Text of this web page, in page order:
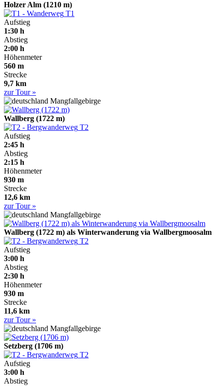
Holzer Alm (1210 m)
T1
Aufstieg
1:30 h
Abstieg
2:00 h
Höhenmeter
560 m
Strecke
9,7 km
zur Tour »
Mangfallgebirge
Wallberg (1722 m)
T2
Aufstieg
2:45 h
Abstieg
2:15 h
Höhenmeter
930 m
Strecke
12,6 km
zur Tour »
Mangfallgebirge
Wallberg (1722 m) als Winterwanderung via Wallbergmoosalm
T2
Aufstieg
3:00 h
Abstieg
2:30 h
Höhenmeter
930 m
Strecke
11,6 km
zur Tour »
Mangfallgebirge
Setzberg (1706 m)
T2
Aufstieg
3:00 h
Abstieg